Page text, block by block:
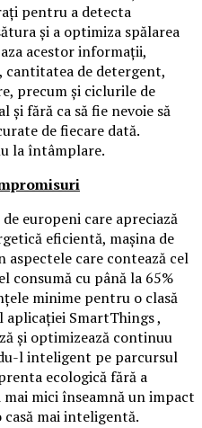
pentru a detecta
și a optimiza spălarea
acestor informații,
cantitatea de detergent,
precum și ciclurile de
fără ca să fie nevoie să
de fiecare dată.
la întâmplare.
europeni care apreciază
eficientă, mașina de
aspectele care contează cel
consumă cu până la 65%
minime pentru o clasă
SmartThings ,
și optimizează continuu
l inteligent pe parcursul
ecologică fără a
mici înseamnă un impact
casă mai inteligentă.